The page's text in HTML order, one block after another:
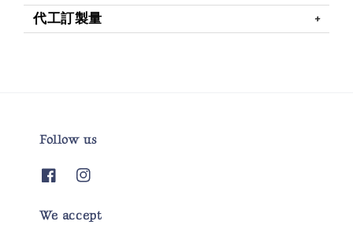
代工訂製量
Follow us
We accept